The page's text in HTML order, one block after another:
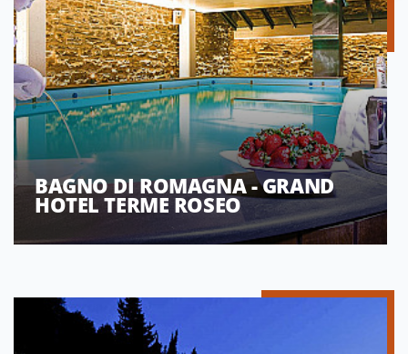
BAGNO DI ROMAGNA - GRAND
HOTEL TERME ROSEO